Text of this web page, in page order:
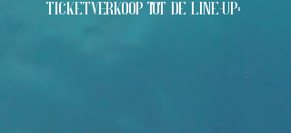
TICKETVERKOOP TOT DE LINE-UP: